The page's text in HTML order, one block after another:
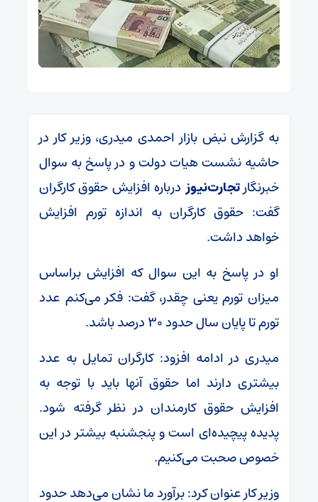
به گزارش نبض بازار احمدی میدری، وزیر کار در
حاشیه نشست هیات دولت و در پاسخ به سوال
خبرنگارتجارت‌نیوز درباره افزایش حقوق کارگران
گفت: حقوق کارگران به اندازه تورم افزایش
خواهد داشت.
او در پاسخ به این سوال که افزایش براساس
میزان تورم یعنی چقدر، گفت: فکر می‌کنم عدد
تورم تا پایان سال حدود ۳۰ درصد باشد.
میدری در ادامه افزود: کارگران تمایل به عدد
بیشتری دارند اما حقوق‌ آنها باید با توجه به
افزایش حقوق کارمندان در نظر گرفته شود.
پدیده پیچیده‌ای است و پنجشنبه بیشتر در این
خصوص صحبت می‌کنیم.
وزیر کار عنوان کرد: برآورد ما نشان می‌دهد حدود